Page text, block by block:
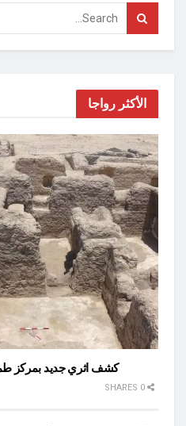
الأكثر رواجا
كشف اثري جديد بمركز